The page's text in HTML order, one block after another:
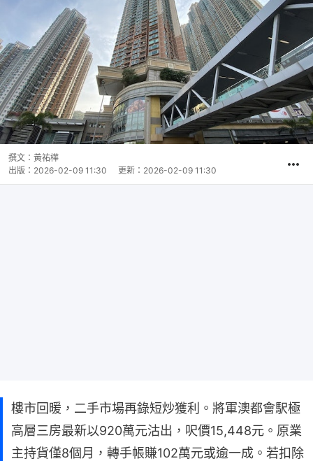
撰文： 黃祐樺
出版： 2026-02-09 11:30 更新： 2026-02-09 11:30
樓市回暖，二手市場再錄短炒獲利。將軍澳都會駅極
高層三房最新以920萬元沽出，呎價15,448元。原業
主持貨僅8個月，轉手帳賺102萬元或逾一成。若扣除